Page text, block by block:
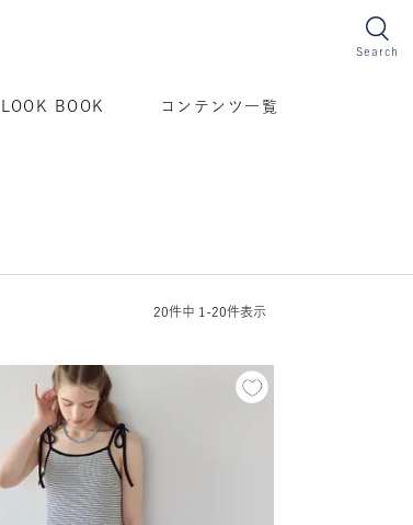
Search
LOOK BOOK コンテンツ一覧
20件中 1 -20件表示